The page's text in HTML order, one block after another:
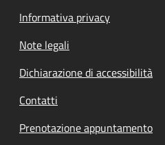
Informativa privacy
Note legali
Dichiarazione di accessibilità
Contatti
Prenotazione appuntamento